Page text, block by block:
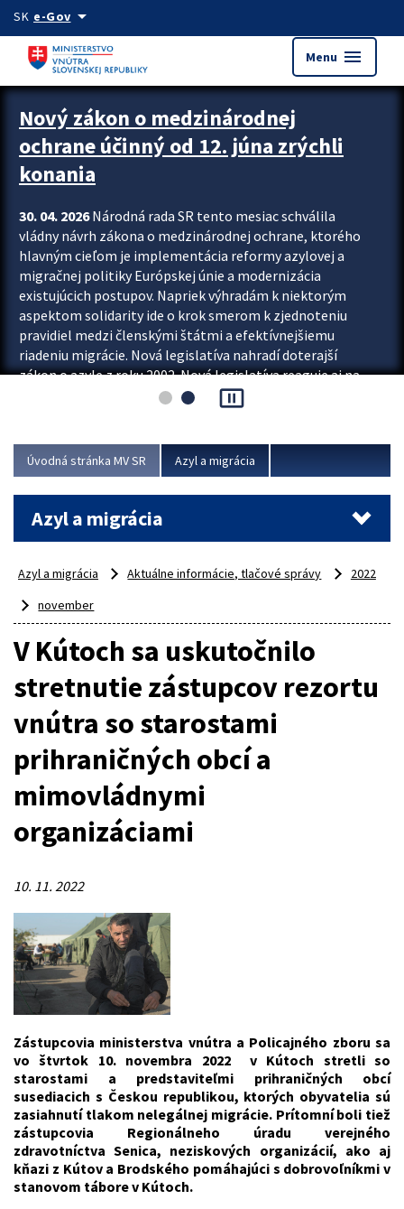
Preskocit na hlavný obsah
SK e-Govarrow_drop_down
Menu menu
Zastavit automatický posun upútavok
Nový zákon o medzinárodnej
ochrane účinný od 12. júna zrýchli
konania
30. 04. 2026Národná rada SR tento mesiac schválila
vládny návrh zákona o medzinárodnej ochrane, ktorého
hlavným cieľom je implementácia reformy azylovej a
migračnej politiky Európskej únie a modernizácia
existujúcich postupov. Napriek výhradám k niektorým
aspektom solidarity ide o krok smerom k zjednoteniu
pravidiel medzi členskými štátmi a efektívnejšiemu
riadeniu migrácie. Nová legislatíva nahradí doterajší
zákon o azyle z roku 2002. Nová legislatíva reaguje aj na
vývoj posledného desaťročia, počas...
pause_presentation
Úvodná stránka MV SR Azyl a migrácia
Azyl a migrácia
Azyl a migrácia Aktuálne informácie, tlačové správy
2022
november
V Kútoch sa uskutočnilo
stretnutie zástupcov rezortu
vnútra so starostami
prihraničných obcí a
mimovládnymi
organizáciami
10. 11. 2022
Zástupcovia ministerstva vnútra a Policajného zboru sa
vo štvrtok 10. novembra 2022 v Kútoch stretli so
starostami a predstaviteľmi prihraničných obcí
susediacich s Českou republikou, ktorých obyvatelia sú
zasiahnutí tlakom nelegálnej migrácie. Prítomní boli tiež
zástupcovia Regionálneho úradu verejného
zdravotníctva Senica, neziskových organizácií, ako aj
kňazi z Kútov a Brodského pomáhajúci s dobrovoľníkmi v
stanovom tábore v Kútoch.